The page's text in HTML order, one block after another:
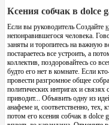
Ксения собчак в dolce
Если вы руководитель Создайте
непонравившегося человека.
заняты и торопитесь на важную
постараетесь все устроить, а
коллектив, поздоровайтесь со
будто его нет в комнате. Если
провести разгромное общее
политических интригах и
приводит... Объявить одну из
анафеме и, соответственно, тех,
потом его ксения собчак в dolce